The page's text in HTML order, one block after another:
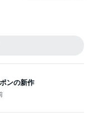
ンの新作